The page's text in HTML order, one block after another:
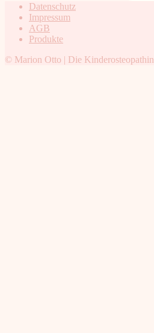
Datenschutz
Impressum
AGB
Produkte
© Marion Otto | Die Kinderosteopathin